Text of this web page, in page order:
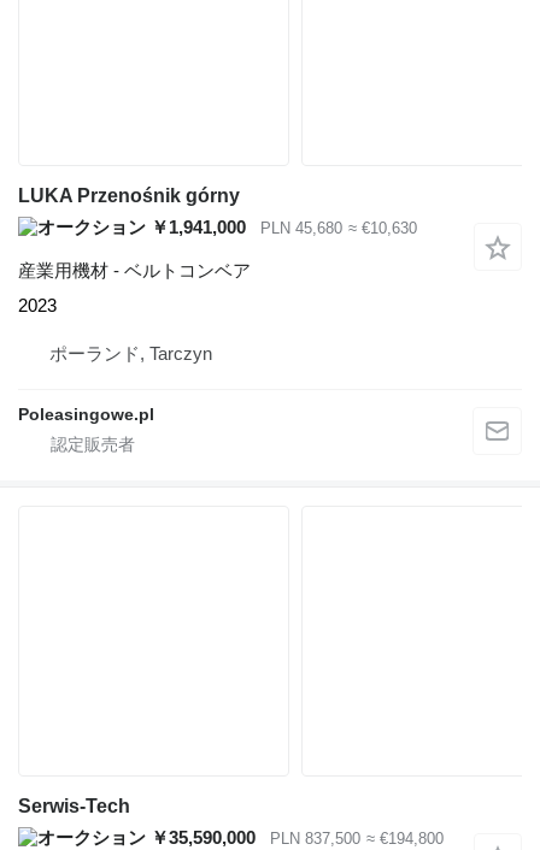
LUKA Przenośnik górny
￥1,941,000
PLN 45,680 ≈ €10,630
産業用機材 - ベルトコンベア
2023
ポーランド, Tarczyn
Poleasingowe.pl
Serwis-Tech
￥35,590,000
PLN 837,500 ≈ €194,800